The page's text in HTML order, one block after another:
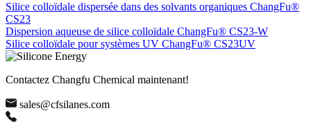
Silice colloïdale dispersée dans des solvants organiques ChangFu®
CS23
Dispersion aqueuse de silice colloïdale ChangFu® CS23-W
Silice colloïdale pour systèmes UV ChangFu® CS23UV
Contactez Changfu Chemical maintenant!
sales@cfsilanes.com